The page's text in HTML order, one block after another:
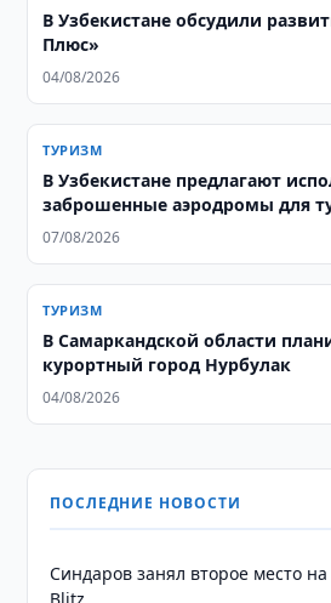
В Узбекистане обсудили
Плюс»
04/08/2026
ТУРИЗМ
В Узбекистане предлагают
заброшенные аэродромы для
07/08/2026
ТУРИЗМ
В Самаркандской области
курортный город Нурбулак
04/08/2026
ПОСЛЕДНИЕ НОВОСТИ
Синдаров занял второе место